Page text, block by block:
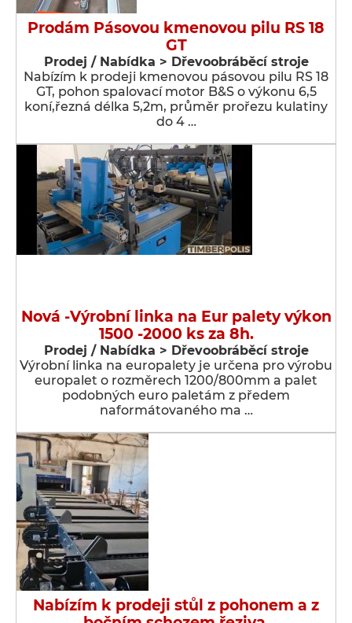
Prodám Pásovou kmenovou pilu RS 18
GT
Prodej / Nabídka > Dřevoobráběcí stroje
Nabízím k prodeji kmenovou pásovou pilu RS 18
GT, pohon spalovací motor B&S o výkonu 6,5
koní,řezná délka 5,2m, průměr prořezu kulatiny
do 4 …
Nová -Výrobní linka na Eur palety výkon
1500 -2000 ks za 8h.
Prodej / Nabídka > Dřevoobráběcí stroje
Výrobní linka na europalety je určena pro výrobu
europalet o rozměrech 1200/800mm a palet
podobných euro paletám z předem
naformátovaného ma …
Nabízím k prodeji stůl z pohonem a z